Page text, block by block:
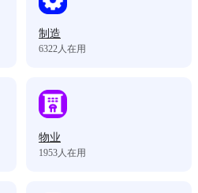
制造
6322人在用
物业
1953人在用